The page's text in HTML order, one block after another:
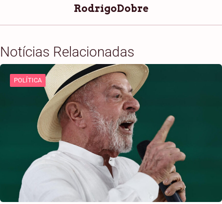
RodrigoDobre
Notícias Relacionadas
POLÍTICA